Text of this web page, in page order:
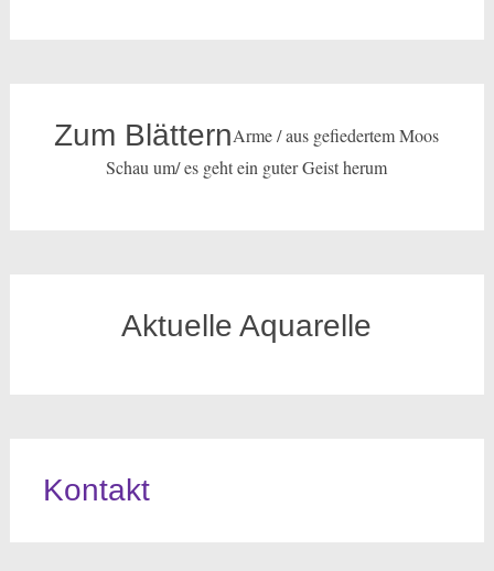
Zum BlätternArme / aus gefiedertem Moos
Schau um/ es geht ein guter Geist herum
Aktuelle Aquarelle
Kontakt